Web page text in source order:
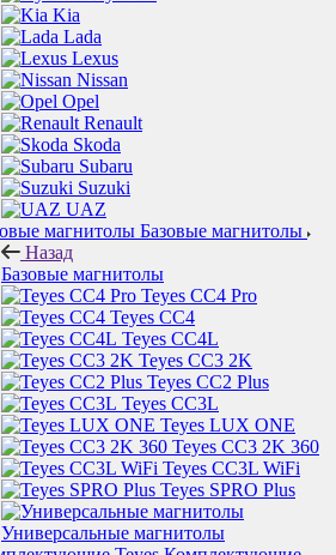
Kia
Lada
Lexus
Nissan
Opel
Renault
Skoda
Subaru
Suzuki
UAZ
Базовые магнитолы
Назад
Базовые магнитолы
Teyes CC4 Pro
Teyes CC4
Teyes CC4L
Teyes CC3 2K
Teyes CC2 Plus
Teyes CC3L
Teyes LUX ONE
Teyes CC3 2K 360
Teyes CC3L WiFi
Teyes SPRO Plus
Универсальные магнитолы